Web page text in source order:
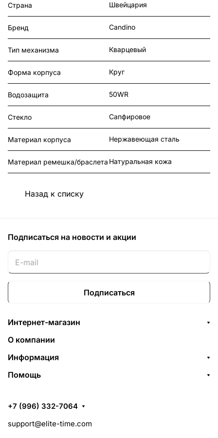
Страна Швейцария
Бренд Candino
Тип механизма Кварцевый
Форма корпуса Круг
Водозащита 50WR
Стекло Сапфировое
Материал корпуса Нержавеющая сталь
Материал ремешка/браслета Натуральная кожа
Назад к списку
Подписаться на новости и акции
Подписаться
Интернет-магазин
О компании
Информация
Помощь
+7 (996) 332-7064
support@elite-time.com